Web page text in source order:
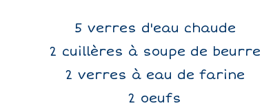
5 verres d'eau chaude
2 cuillères à soupe de beurre
2 verres à eau de farine
2 oeufs